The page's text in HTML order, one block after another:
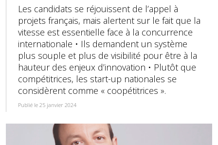
Les candidats se réjouissent de l’appel à
projets français, mais alertent sur le fait que la
vitesse est essentielle face à la concurrence
internationale • Ils demandent un système
plus souple et plus de visibilité pour être à la
hauteur des enjeux d’innovation • Plutôt que
compétitrices, les start-up nationales se
considèrent comme « coopétitrices ».
Publié le 25 janvier 2024